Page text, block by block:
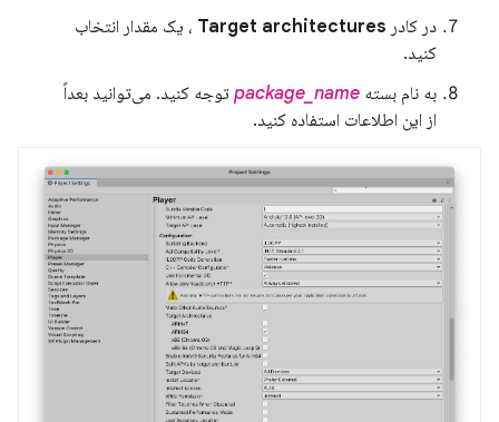
در کادر Target architectures ، یک مقدار انتخاب
کنید.
به نام بسته package_name توجه کنید. می‌توانید بعداً
از این اطلاعات استفاده کنید.